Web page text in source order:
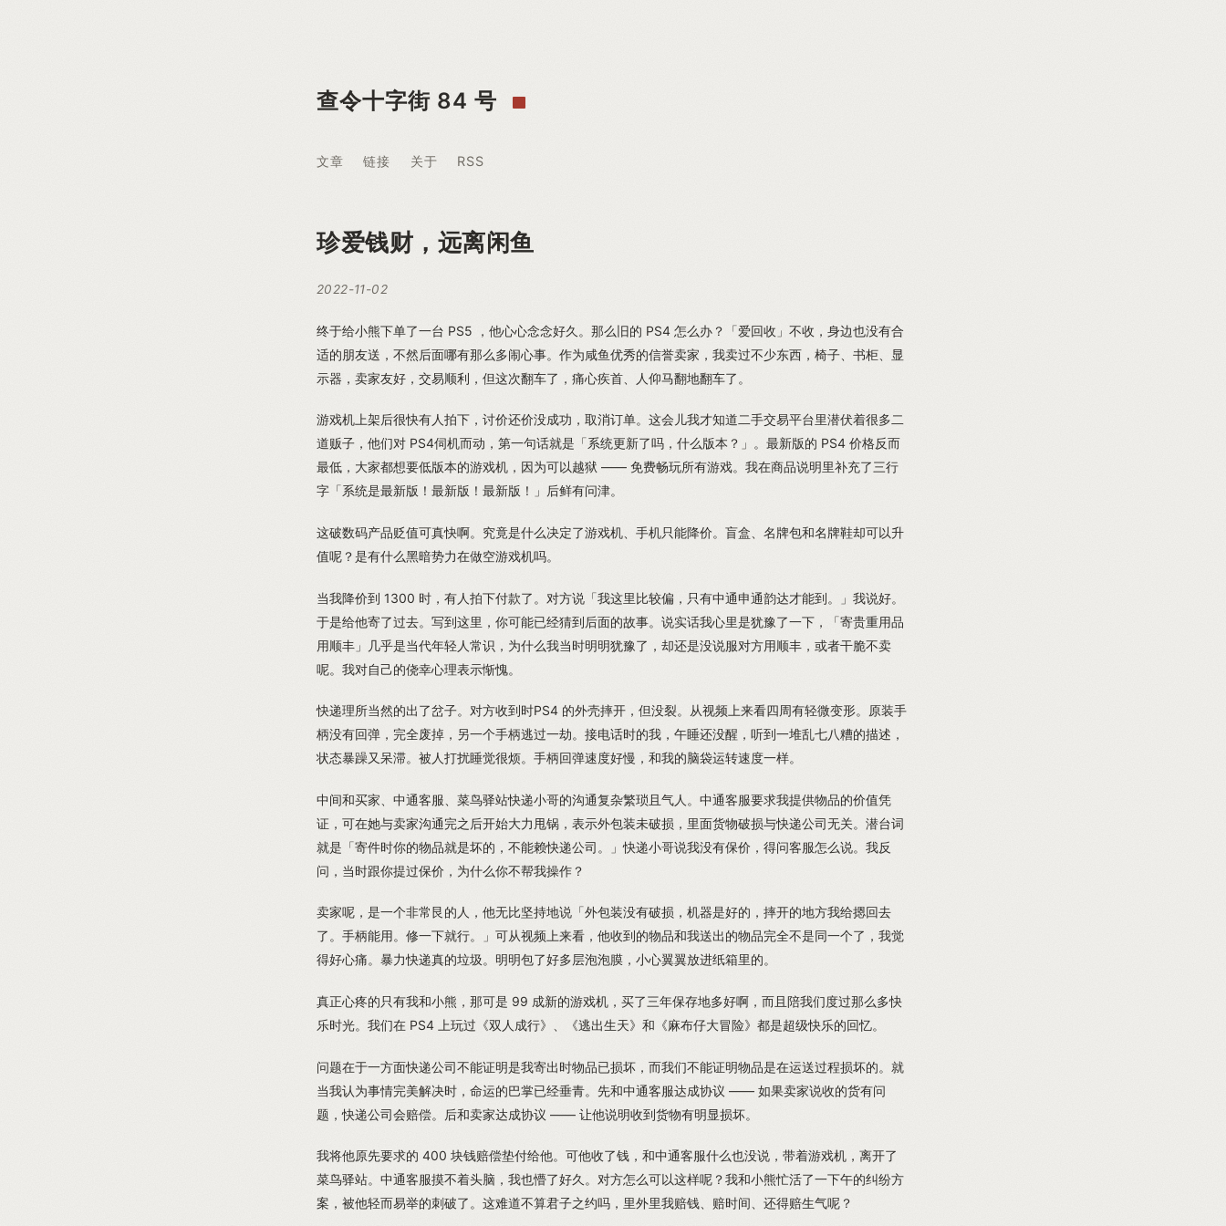
查令十字街 84 号
文章 链接 关于 RSS
珍爱钱财，远离闲鱼
2022-11-02
终于给小熊下单了一台 PS5 ，他心心念念好久。那么旧的 PS4 怎么办？「爱回收」不收，身边也没有合
适的朋友送，不然后面哪有那么多闹心事。作为咸鱼优秀的信誉卖家，我卖过不少东西，椅子、书柜、显
示器，卖家友好，交易顺利，但这次翻车了，痛心疾首、人仰马翻地翻车了。
游戏机上架后很快有人拍下，讨价还价没成功，取消订单。这会儿我才知道二手交易平台里潜伏着很多二
道贩子，他们对 PS4伺机而动，第一句话就是「系统更新了吗，什么版本？」。最新版的 PS4 价格反而
最低，大家都想要低版本的游戏机，因为可以越狱 —— 免费畅玩所有游戏。我在商品说明里补充了三行
字「系统是最新版！最新版！最新版！」后鲜有问津。
这破数码产品贬值可真快啊。究竟是什么决定了游戏机、手机只能降价。盲盒、名牌包和名牌鞋却可以升
值呢？是有什么黑暗势力在做空游戏机吗。
当我降价到 1300 时，有人拍下付款了。对方说「我这里比较偏，只有中通申通韵达才能到。」我说好。
于是给他寄了过去。写到这里，你可能已经猜到后面的故事。说实话我心里是犹豫了一下，「寄贵重用品
用顺丰」几乎是当代年轻人常识，为什么我当时明明犹豫了，却还是没说服对方用顺丰，或者干脆不卖
呢。我对自己的侥幸心理表示惭愧。
快递理所当然的出了岔子。对方收到时PS4 的外壳摔开，但没裂。从视频上来看四周有轻微变形。原装手
柄没有回弹，完全废掉，另一个手柄逃过一劫。接电话时的我，午睡还没醒，听到一堆乱七八糟的描述，
状态暴躁又呆滞。被人打扰睡觉很烦。手柄回弹速度好慢，和我的脑袋运转速度一样。
中间和买家、中通客服、菜鸟驿站快递小哥的沟通复杂繁琐且气人。中通客服要求我提供物品的价值凭
证，可在她与卖家沟通完之后开始大力甩锅，表示外包装未破损，里面货物破损与快递公司无关。潜台词
就是「寄件时你的物品就是坏的，不能赖快递公司。」快递小哥说我没有保价，得问客服怎么说。我反
问，当时跟你提过保价，为什么你不帮我操作？
卖家呢，是一个非常艮的人，他无比坚持地说「外包装没有破损，机器是好的，摔开的地方我给摁回去
了。手柄能用。修一下就行。」可从视频上来看，他收到的物品和我送出的物品完全不是同一个了，我觉
得好心痛。暴力快递真的垃圾。明明包了好多层泡泡膜，小心翼翼放进纸箱里的。
真正心疼的只有我和小熊，那可是 99 成新的游戏机，买了三年保存地多好啊，而且陪我们度过那么多快
乐时光。我们在 PS4 上玩过《双人成行》、《逃出生天》和《麻布仔大冒险》都是超级快乐的回忆。
问题在于一方面快递公司不能证明是我寄出时物品已损坏，而我们不能证明物品是在运送过程损坏的。就
当我认为事情完美解决时，命运的巴掌已经垂青。先和中通客服达成协议 —— 如果卖家说收的货有问
题，快递公司会赔偿。后和卖家达成协议 —— 让他说明收到货物有明显损坏。
我将他原先要求的 400 块钱赔偿垫付给他。可他收了钱，和中通客服什么也没说，带着游戏机，离开了
菜鸟驿站。中通客服摸不着头脑，我也懵了好久。对方怎么可以这样呢？我和小熊忙活了一下午的纠纷方
案，被他轻而易举的刺破了。这难道不算君子之约吗，里外里我赔钱、赔时间、还得赔生气呢？